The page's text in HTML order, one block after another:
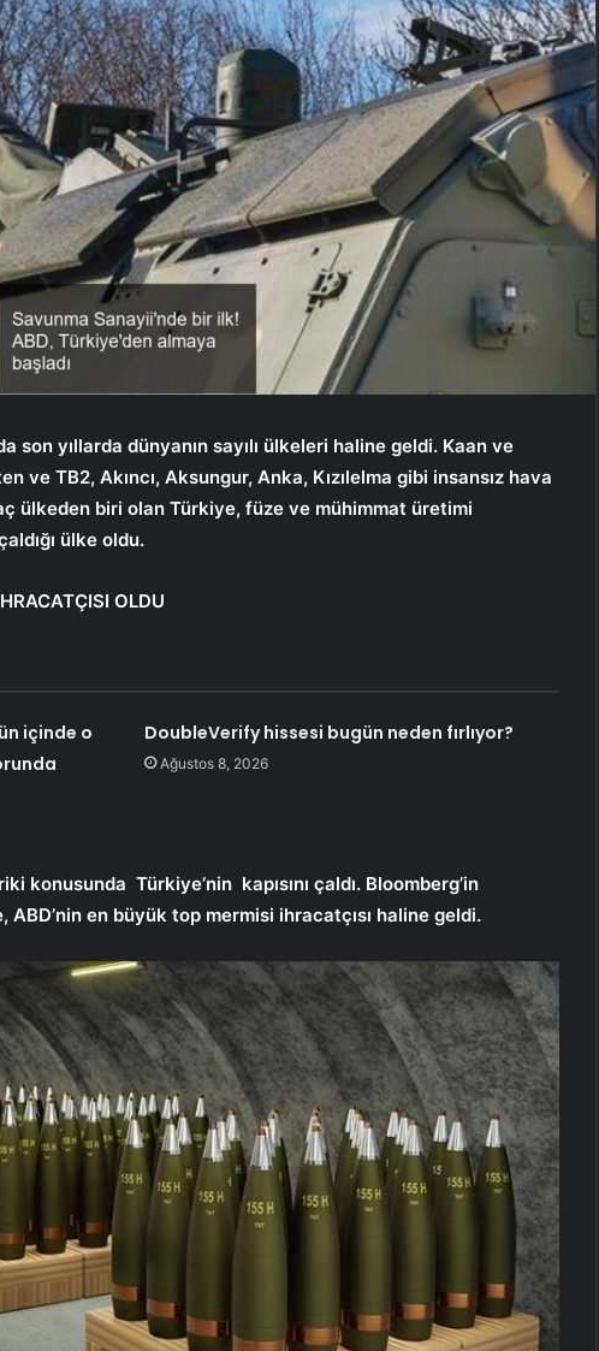
son yıllarda dünyanın sayılı ülkeleri haline geldi. Kaan ve
ve TB2, Akıncı, Aksungur, Anka, Kızılelma gibi insansız hava
ülkeden biri olan Türkiye, füze ve mühimmat üretimi
ülke oldu.
OLDU
içinde o
DoubleVerify hissesi bugün neden fırlıyor?
Ağustos 8, 2026
konusunda Türkiye’nin kapısını çaldı. Bloomberg’in
ABD’nin en büyük top mermisi ihracatçısı haline geldi.